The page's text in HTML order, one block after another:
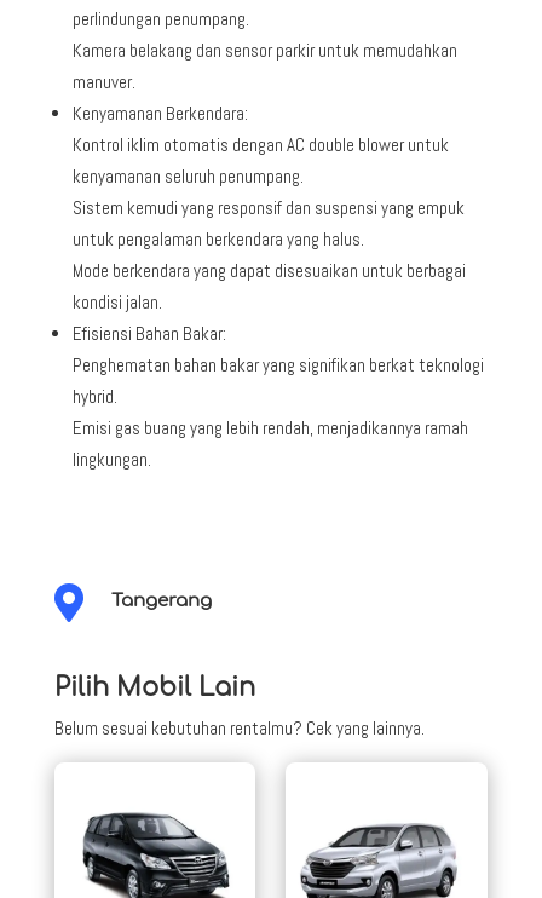
perlindungan penumpang.
Kamera belakang dan sensor parkir untuk memudahkan
manuver.
Kenyamanan Berkendara:
Kontrol iklim otomatis dengan AC double blower untuk
kenyamanan seluruh penumpang.
Sistem kemudi yang responsif dan suspensi yang empuk
untuk pengalaman berkendara yang halus.
Mode berkendara yang dapat disesuaikan untuk berbagai
kondisi jalan.
Efisiensi Bahan Bakar:
Penghematan bahan bakar yang signifikan berkat teknologi
hybrid.
Emisi gas buang yang lebih rendah, menjadikannya ramah
lingkungan.
 Tangerang
Pilih Mobil Lain
Belum sesuai kebutuhan rentalmu? Cek yang lainnya.